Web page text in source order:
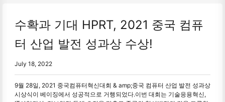
수확과 기대 HPRT, 2021 중국 컴퓨
터 산업 발전 성과상 수상!
July 18, 2022
9월 28일, 2021 중국컴퓨터혁신대회 & amp;중국 컴퓨터 산업 발전 성과상
시상식이 베이징에서 성공적으로 거행되었다.이번 대회는 기술응용혁신,